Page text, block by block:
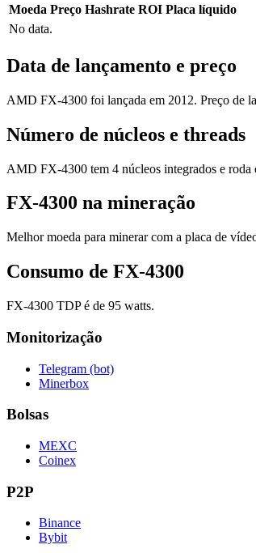
Moeda Preço Hashrate ROI Placa líquido
No data.
Data de lançamento e preço
AMD FX-4300 foi lançada em 2012. Preço de
Número de núcleos e threads
AMD FX-4300 tem 4 núcleos integrados e roda
FX-4300 na mineração
Melhor moeda para minerar com a placa de
Consumo de FX-4300
FX-4300 TDP é de 95 watts.
Monitorização
Telegram (bot)
Minerbox
Bolsas
MEXC
Coinex
P2P
Binance
Bybit